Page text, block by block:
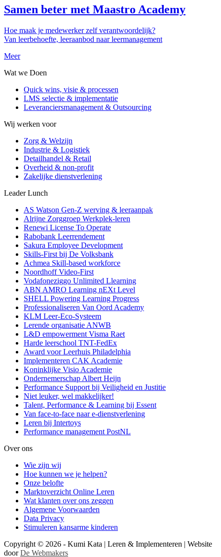
Samen beter met Maastro Academy
Hoe maak je medewerker zelf verantwoordelijk?
Van leerbehoefte, leeraanbod naar leermanagement
Meer
Wat we Doen
Quick wins, visie & processen
LMS selectie & implementatie
Leveranciersmanagement & Outsourcing
Wij werken voor
Zorg & Welzijn
Industrie & Logistiek
Detailhandel & Retail
Overheid & non-profit
Zakelijke dienstverlening
Leader Lunch
AS Watson Gen-Z werving & leeraanpak
Alrijne Zorggroep Werkplek-leren
Renewi License To Operate
Rabobank Leerrendement
Sakura Employee Development
Skills-First bij De Volksbank
Achmea Skill-based workforce
Noordhoff Video-First
Vodafoneziggo Unlimited Llearning
ABN AMRO Learning nEXt Level
SHELL Powering Learning Progress
Professionaliseren Van Oord Academy
KLM Leer-Eco-Systeem
Lerende organisatie ANWB
L&D empowerment Visma Raet
Harde leerschool TNT-FedEx
Award voor Leerhuis Philadelphia
Implementeren CAK Academie
Koninklijke Visio Academie
Ondernemerschap Albert Heijn
Performance Support bij Veiligheid en Justitie
Niet leuker, wel makkelijker!
Talent, Performance & Learning bij Essent
Van face-to-face naar e-dienstverlening
Leren bij Intertoys
Performance management PostNL
Over ons
Wie zijn wij
Hoe kunnen we je helpen?
Onze belofte
Marktoverzicht Online Leren
Wat klanten over ons zeggen
Algemene Voorwaarden
Data Privacy
Stimuleren kansarme kinderen
Copyright © 2026 - Kumi Kata | Leren & Implementeren | Website
doorDe Webmakers